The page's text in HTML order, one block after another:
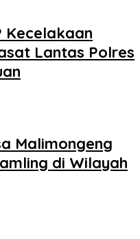
Kecelakaan
Lantas Polres
Malimongeng
di Wilayah